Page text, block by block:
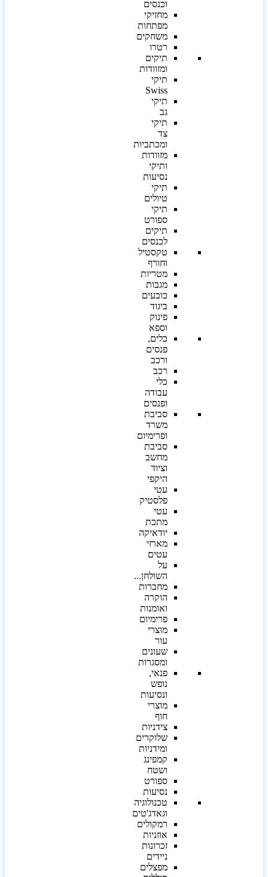
וכנסים
מחזיקי
מפתחות
משחקים
רטרו
תיקים
ומזוודות
תיקי
Swiss
תיקי
תיקי
ומכתביות
מזוודות
ותיקי
נסיעות
תיקי
טיולים
תיקי
ספורט
תיקים
לכנסים
טקסטיל
וחורף
מטריות
מגבות
כובעים
ביגוד
פינוק
וספא
כלים,
פנסים
ורכב
רכב
כלי
עבודה
ופנסים
סביבת
משרד
ופרימיום
סביבת
מחשב
וציוד
היקפי
עטי
פלסטיק
עטי
מתכת
יודאיקה
מארזי
עטים
על
השולחן...
מחברות
הוקרה
ואומנות
פרימיום
מוצרי
עור
שעונים
ומסגרות
פנאי,
נופש
ונסיעות
מוצרי
חוף
צידניות
שלוקרים
ומידניות
קמפינג
ושטח
ספורט
נסיעות
טכנולוגיה
וגאדג'טים
רמקולים
אוזניות
זכרונות
ניידים
מפצלים